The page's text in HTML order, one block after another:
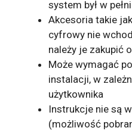
system był w
Akcesoria takie
cyfrowy nie
należy je zakupić
Może wymagać
instalacji, w
użytkownika
Instrukcje nie są
(możliwość